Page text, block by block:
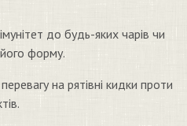
до будь-яких чарів чи
його форму.
на рятівні кидки проти